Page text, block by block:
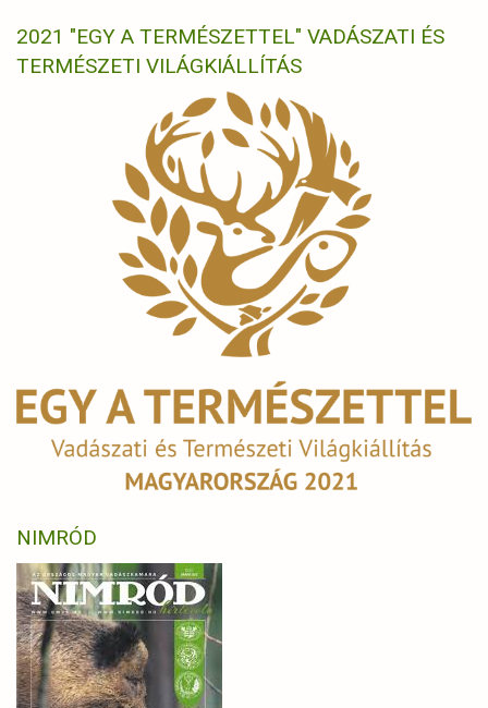
2021 "EGY A TERMÉSZETTEL" VADÁSZATI ÉS
TERMÉSZETI VILÁGKIÁLLÍTÁS
NIMRÓD